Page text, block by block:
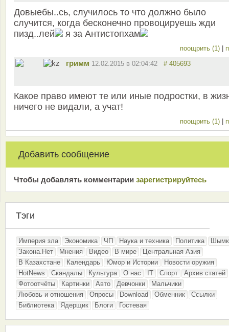
Довыебы..сь, случилось то что должно было
случится, когда бесконечно провоцируешь жди
пизд..лей
я за Антистопхам
поощрить (1)
гримм 12.02.2015 в 02:04:42 # 405693
Какое право имеют те или иные подростки, в
ничего не видали, а учат!
поощрить (1)
Добавить сообщение
Чтобы добавлять комментарии зарeгиcтрирyйтeсь
Тэги
Империя зла Экономика ЧП Наука и техника Политика
Закона.Нет
Мнения Видео В мире
Центральная Азия
В Казахстане
Календарь Юмор и Истории
Новости оружия
HotNews
Скандалы Культура О нас IT Спорт
Архив статей
Фотоотчёты
Картинки Авто Девчонки
Мальчики
Любовь и отношения
Опросы Download Обменник
Ссылки
Библиотека
Ядерщик Блоги Гостевая